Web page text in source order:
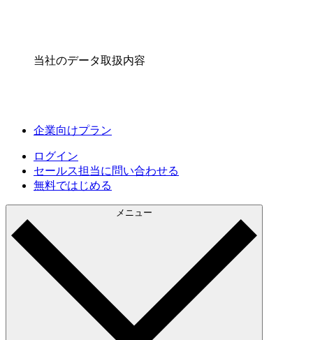
当社のデータ取扱内容
企業向けプラン
ログイン
セールス担当に問い合わせる
無料ではじめる
メニュー